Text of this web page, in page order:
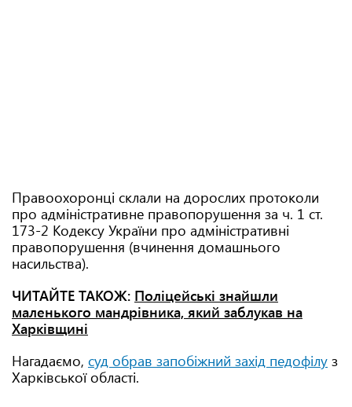
Правоохоронці склали на дорослих протоколи
про адміністративне правопорушення за ч. 1 ст.
173-2 Кодексу України про адміністративні
правопорушення (вчинення домашнього
насильства).
ЧИТАЙТЕ ТАКОЖ: Поліцейські знайшли
маленького мандрівника, який заблукав на
Харківщині
Нагадаємо, суд обрав запобіжний захід педофілу з
Харківської області.